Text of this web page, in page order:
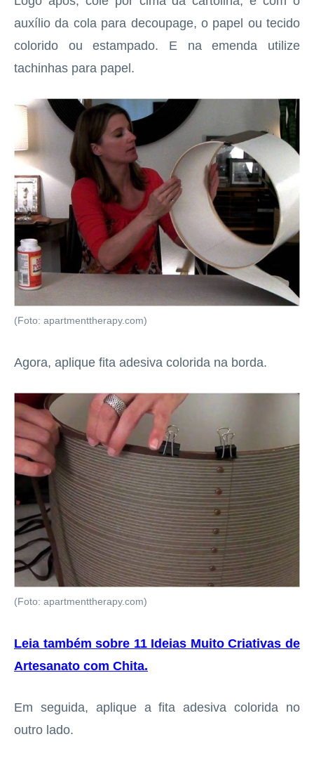
auxílio da cola para decoupage, o papel ou tecido
colorido ou estampado. E na emenda utilize
tachinhas para papel.
(Foto: apartmenttherapy.com)
Agora, aplique fita adesiva colorida na borda.
(Foto: apartmenttherapy.com)
Leia também sobre 11 Ideias Muito Criativas de
Artesanato com Chita.
Em seguida, aplique a fita adesiva colorida no
outro lado.